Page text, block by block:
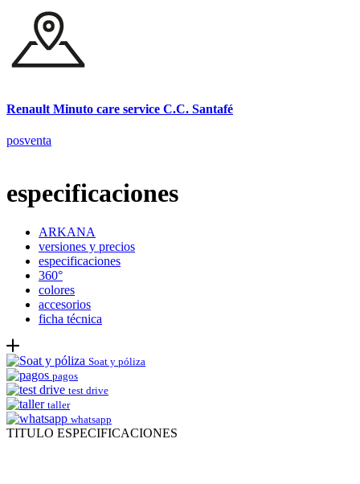
Renault Minuto care service C.C. Santafé
posventa
especificaciones
ARKANA
versiones y precios
especificaciones
360°
colores
accesorios
ficha técnica
Soat y póliza
pagos
test drive
taller
whatsapp
TITULO ESPECIFICACIONES